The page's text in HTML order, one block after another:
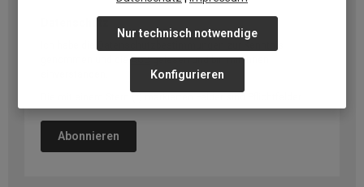
genommen und dieAGBgelesen und bin mit ihnen
Abonnieren
Nur technisch notwendige
Konfigurieren